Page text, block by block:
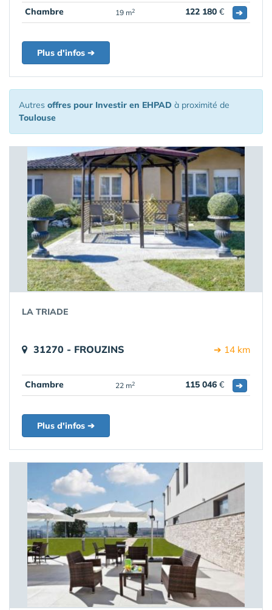
Chambre 19 m2 122 180 € ➔
Plus d'infos ➔
Autres offres pour Investir en EHPAD à proximité de
Toulouse
LA TRIADE
31270 - FROUZINS ➔ 14 km
Chambre 22 m2 115 046 € ➔
Plus d'infos ➔